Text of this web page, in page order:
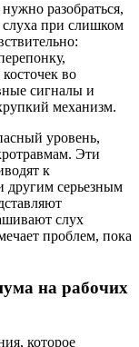
разобраться,
при слишком
во
сигналы и
механизм.
уровень,
Эти
к
другим серьезным
слух
проблем, пока
на рабочих
которое